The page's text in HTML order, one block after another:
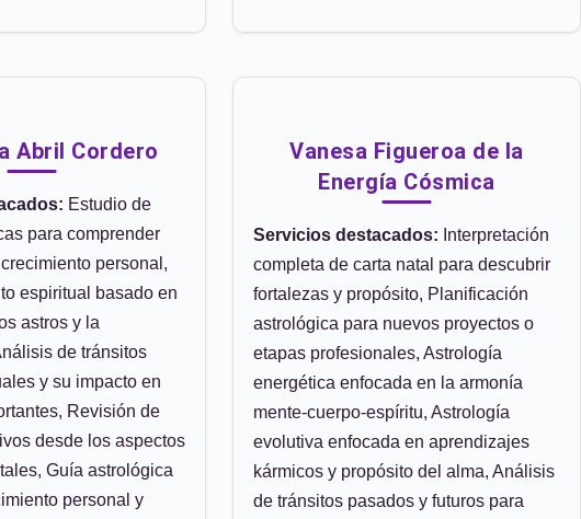
Abril Cordero
Estudio de
para comprender
personal,
espiritual basado en
astros y la
de tránsitos
y su impacto en
Revisión de
desde los aspectos
Guía astrológica
personal y
Vanesa Figueroa de la
Energía Cósmica
Servicios destacados: Interpretación
completa de carta natal para descubrir
fortalezas y propósito, Planificación
astrológica para nuevos proyectos o
etapas profesionales, Astrología
energética enfocada en la armonía
mente-cuerpo-espíritu, Astrología
evolutiva enfocada en aprendizajes
kármicos y propósito del alma, Análisis
de tránsitos pasados y futuros para